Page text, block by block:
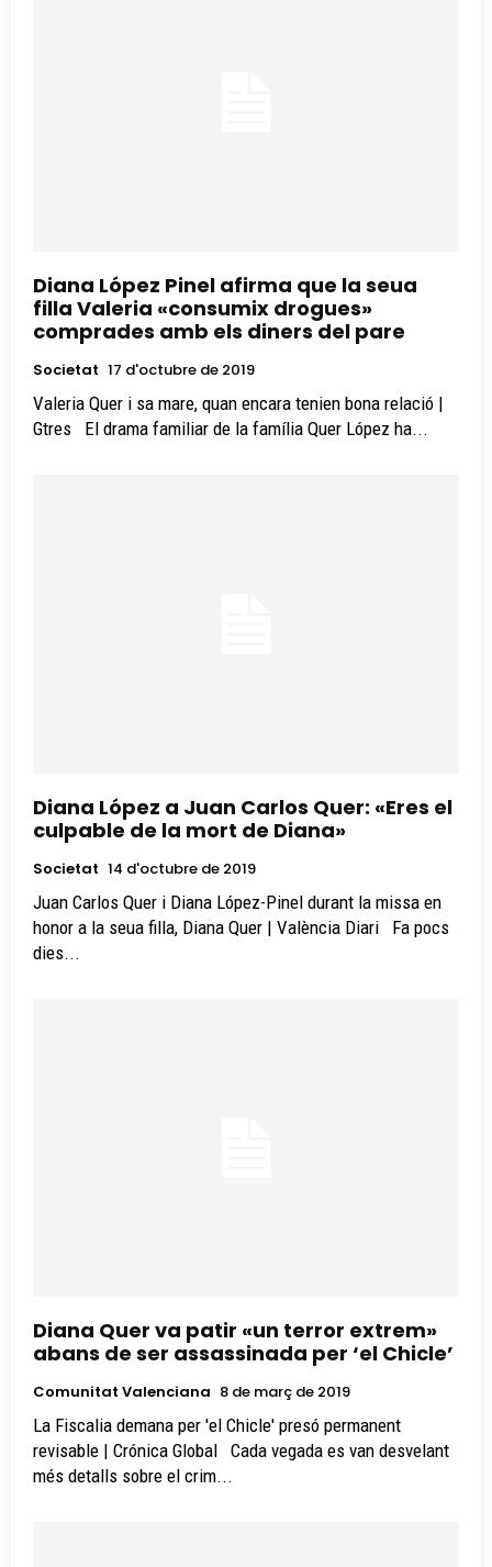
Diana López Pinel afirma que la seua
filla Valeria «consumix drogues»
comprades amb els diners del pare
Societat 17 d'octubre de 2019
Valeria Quer i sa mare, quan encara tenien bona relació |
Gtres El drama familiar de la família Quer López ha...
Diana López a Juan Carlos Quer: «Eres el
culpable de la mort de Diana»
Societat 14 d'octubre de 2019
Juan Carlos Quer i Diana López-Pinel durant la missa en
honor a la seua filla, Diana Quer | València Diari Fa pocs
dies...
Diana Quer va patir «un terror extrem»
abans de ser assassinada per ‘el Chicle’
Comunitat Valenciana 8 de març de 2019
La Fiscalia demana per 'el Chicle' presó permanent
revisable | Crónica Global Cada vegada es van desvelant
més detalls sobre el crim...